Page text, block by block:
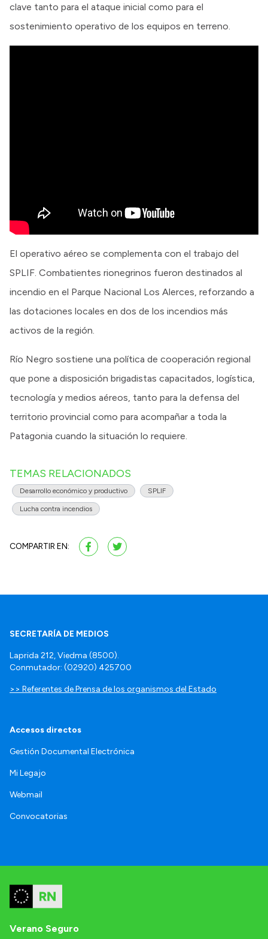
clave tanto para el ataque inicial como para el
sostenimiento operativo de los equipos en terreno.
El operativo aéreo se complementa con el trabajo del
SPLIF. Combatientes rionegrinos fueron destinados al
incendio en el Parque Nacional Los Alerces, reforzando a
las dotaciones locales en dos de los incendios más
activos de la región.
Río Negro sostiene una política de cooperación regional
que pone a disposición brigadistas capacitados, logística,
tecnología y medios aéreos, tanto para la defensa del
territorio provincial como para acompañar a toda la
Patagonia cuando la situación lo requiere.
TEMAS RELACIONADOS
Desarrollo económico y productivo SPLIF
Lucha contra incendios
COMPARTIR EN:
SECRETARÍA DE MEDIOS
Laprida 212, Viedma (8500).
Conmutador: (02920) 425700
>> Referentes de Prensa de los organismos del Estado
Accesos directos
Gestión Documental Electrónica
Mi Legajo
Webmail
Convocatorias
Verano Seguro